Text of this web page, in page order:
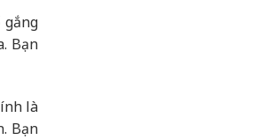
Bạn
là
Bạn